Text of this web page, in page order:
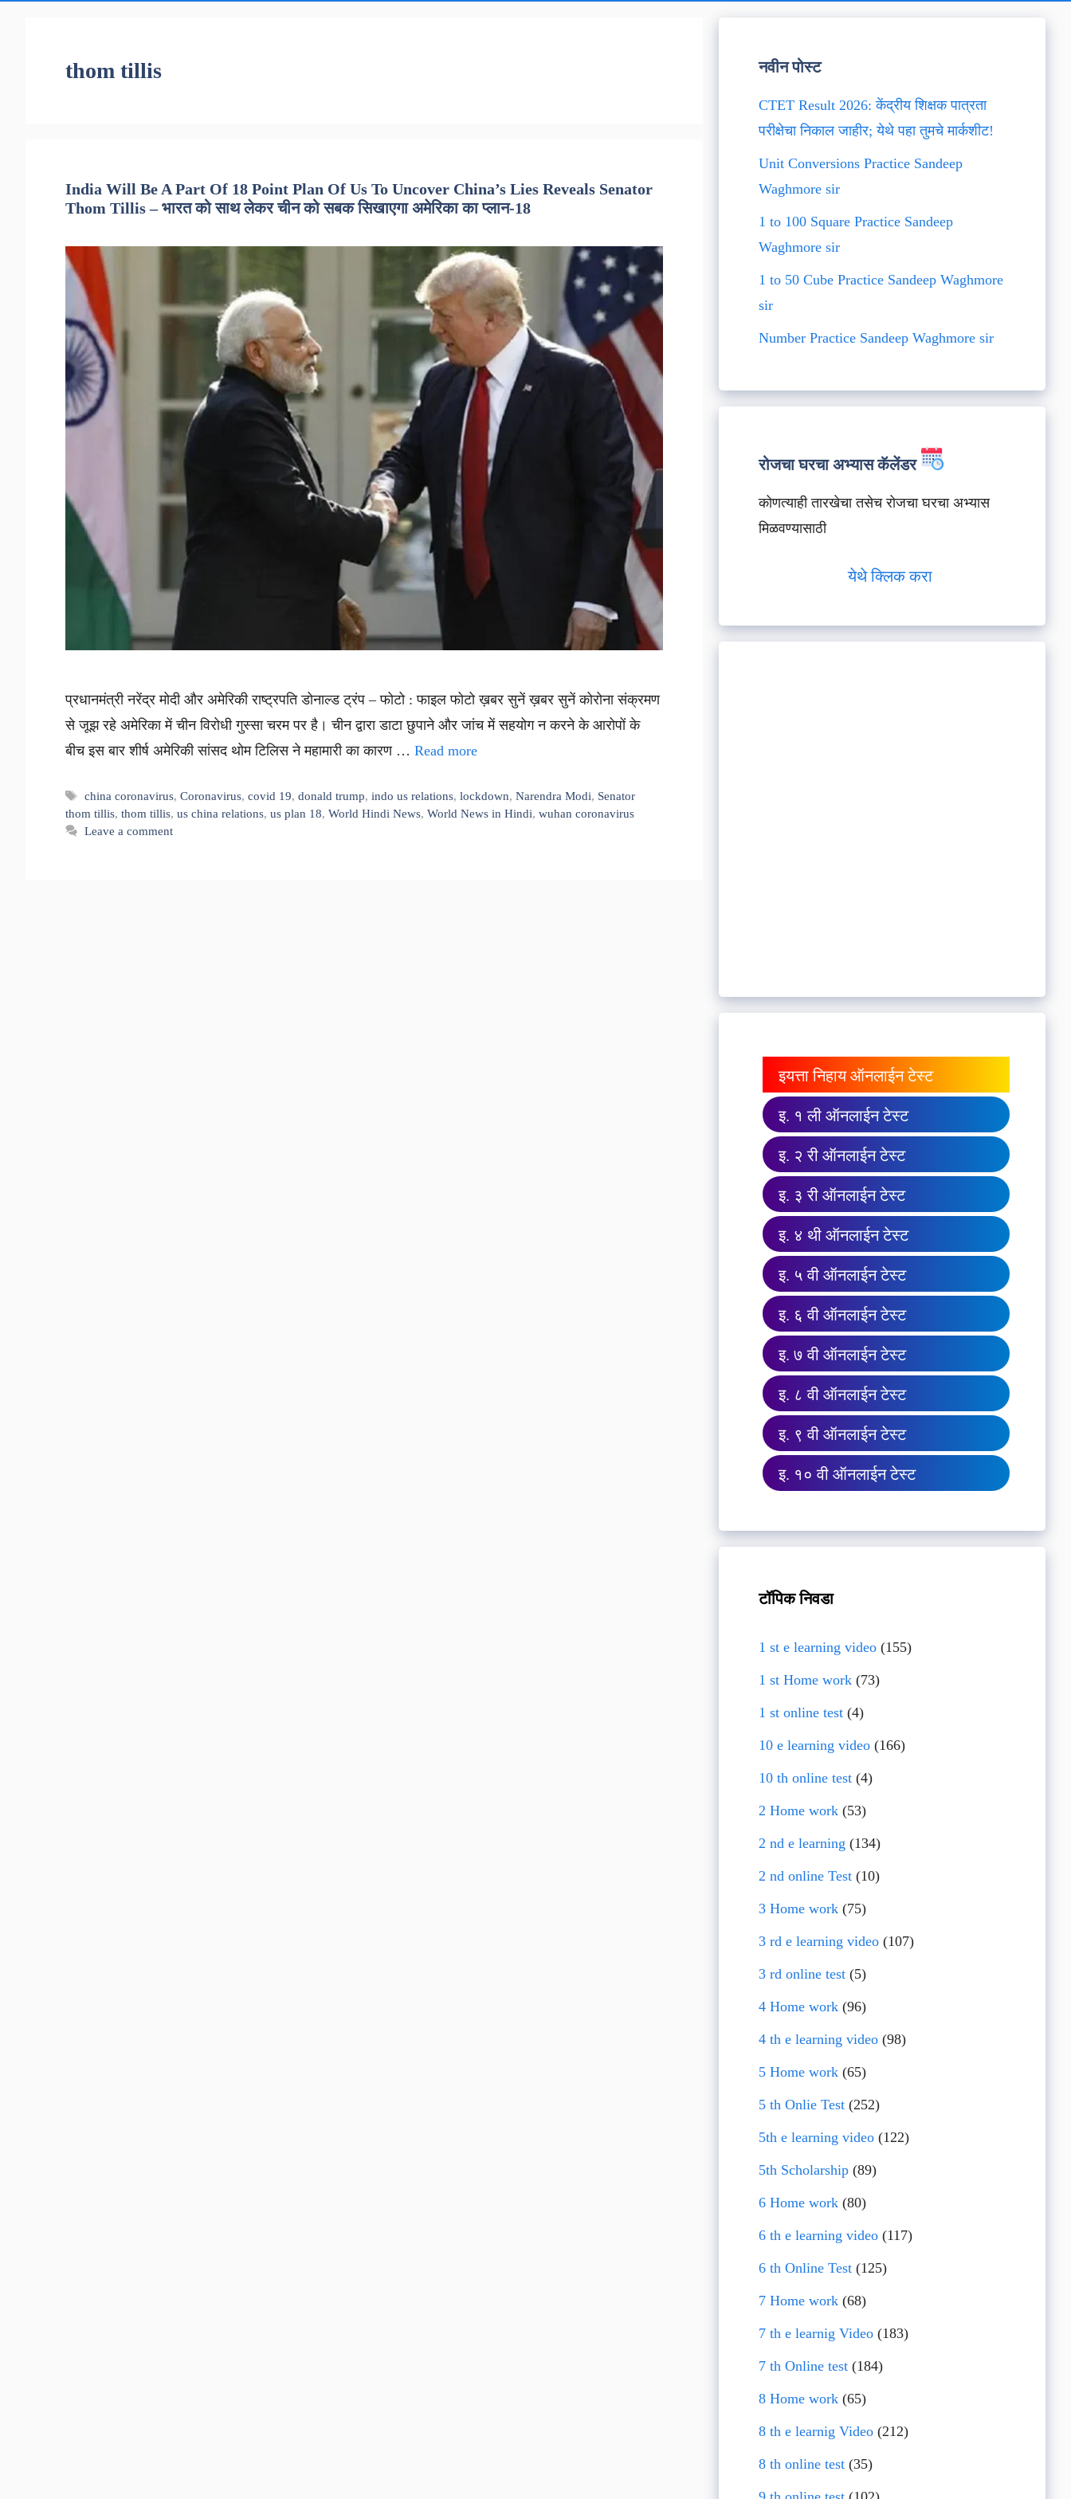
thom tillis
India Will Be A Part Of 18 Point Plan Of Us To Uncover China’s Lies Reveals Senator
Thom Tillis – भारत को साथ लेकर चीन को सबक सिखाएगा अमेरिका का प्लान-18
प्रधानमंत्री नरेंद्र मोदी और अमेरिकी राष्ट्रपति डोनाल्ड ट्रंप – फोटो : फाइल फोटो ख़बर सुनें ख़बर सुनें कोरोना संक्रमण
से जूझ रहे अमेरिका में चीन विरोधी गुस्सा चरम पर है। चीन द्वारा डाटा छुपाने और जांच में सहयोग न करने के आरोपों के
बीच इस बार शीर्ष अमेरिकी सांसद थोम टिलिस ने महामारी का कारण … Read more
Tags
china coronavirus,Coronavirus,covid 19,donald trump,indo us relations,lockdown,Narendra Modi, Senator
thom tillis, thom tillis, us china relations, us plan 18, World Hindi News, World News in Hindi, wuhan coronavirus
Leave a comment
नवीन पोस्ट
CTET Result 2026: केंद्रीय शिक्षक पात्रता
परीक्षेचा निकाल जाहीर; येथे पहा तुमचे मार्कशीट!
Unit Conversions Practice Sandeep
Waghmore sir
1 to 100 Square Practice Sandeep
Waghmore sir
1 to 50 Cube Practice Sandeep Waghmore
sir
Number Practice Sandeep Waghmore sir
रोजचा घरचा अभ्यास कॅलेंडर
कोणत्याही तारखेचा तसेच रोजचा घरचा अभ्यास
मिळवण्यासाठी
येथे क्लिक करा
इयत्ता निहाय ऑनलाईन टेस्ट
इ. १ ली ऑनलाईन टेस्ट
इ. २ री ऑनलाईन टेस्ट
इ. ३ री ऑनलाईन टेस्ट
इ. ४ थी ऑनलाईन टेस्ट
इ. ५ वी ऑनलाईन टेस्ट
इ. ६ वी ऑनलाईन टेस्ट
इ. ७ वी ऑनलाईन टेस्ट
इ. ८ वी ऑनलाईन टेस्ट
इ. ९ वी ऑनलाईन टेस्ट
इ. १० वी ऑनलाईन टेस्ट
टॉपिक निवडा
1 st e learning video(155)
1 st Home work(73)
1 st online test(4)
10 e learning video(166)
10 th online test(4)
2 Home work(53)
2 nd e learning (134)
2 nd online Test(10)
3 Home work(75)
3 rd e learning video(107)
3 rd online test(5)
4 Home work(96)
4 th e learning video(98)
5 Home work(65)
5 th Onlie Test(252)
5th e learning video(122)
5th Scholarship(89)
6 Home work(80)
6 th e learning video(117)
6 th Online Test(125)
7 Home work(68)
7 th e learnig Video(183)
7 th Online test(184)
8 Home work(65)
8 th e learnig Video(212)
8 th online test(35)